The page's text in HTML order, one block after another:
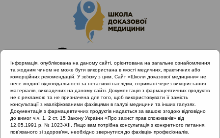
Головна
Проведені заходи
Діагностика та лікування захворювань лімфоїдного
глоткового кільця з позицій доказової медицини (Львів) 23-
Інформація, опублікована на даному сайті, орієнтована на загальне ознайомлення
та жодним чином не може бути використана в якості медичних, практичних або
комерційних рекомендацій. У зв’язку з цим, Сайт «Школи доказової медицини» не
несе жодної відповідальності за негативні наслідки, отримані через використання
матеріалів, викладених на даному сайті. Документація з фармацевтичних продуктів
не є рекламою та не призначена для того, щоб використовувати її замість
консультації з кваліфікованими фахівцями в галузі медицини та інших галузях.
Документація з фармацевтичних продуктів надається за вашою згодою відповідно
до вимог ч.ч. 1, 2 ст. 15 Закону України «Про захист прав споживачів» від
12.05.1991 р. № 1023-XII. Якщо вам потрібна консультація з конкретного питання,
пов’язаного зі здоров’ям, необхідно звернутися до фахівців- професіоналів.